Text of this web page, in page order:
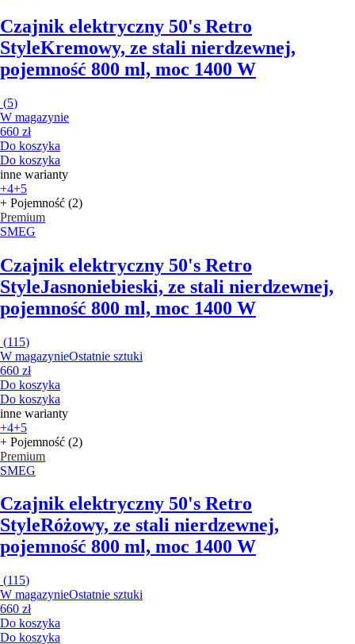
Czajnik elektryczny 50's Retro
StyleKremowy, ze stali nierdzewnej,
pojemność 800 ml, moc 1400 W
(5)
W magazynie
660 zł
Do koszyka
Do koszyka
inne warianty
+4+5
+ Pojemność (2)
Premium
SMEG
Czajnik elektryczny 50's Retro
StyleJasnoniebieski, ze stali nierdzewnej,
pojemność 800 ml, moc 1400 W
(115)
W magazynieOstatnie sztuki
660 zł
Do koszyka
Do koszyka
inne warianty
+4+5
+ Pojemność (2)
Premium
SMEG
Czajnik elektryczny 50's Retro
StyleRóżowy, ze stali nierdzewnej,
pojemność 800 ml, moc 1400 W
(115)
W magazynieOstatnie sztuki
660 zł
Do koszyka
Do koszyka